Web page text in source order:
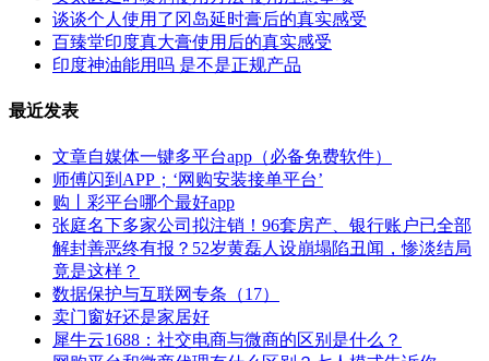
谈谈个人使用了冈岛延时膏后的真实感受
百臻堂印度真大膏使用后的真实感受
印度神油能用吗 是不是正规产品
最近发表
文章自媒体一键多平台app（必备免费软件）
师傅闪到APP；‘网购安装接单平台’
购丨彩平台哪个最好app
张庭名下多家公司拟注销！96套房产、银行账户已全部
解封善恶终有报？52岁黄磊人设崩塌陷丑闻，惨淡结局
竟是这样？
数据保护与互联网专条（17）
卖门窗好还是家居好
犀牛云1688：社交电商与微商的区别是什么？